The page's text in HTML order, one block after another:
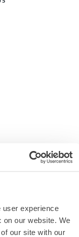
user experience
on our website. We
our site with our